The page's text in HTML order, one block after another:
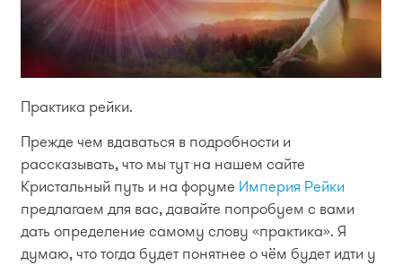
Практика рейки.
Прежде чем вдаваться в подробности и
рассказывать, что мы тут на нашем сайте
Кристальный путь и на форуме Империя Рейки
предлагаем для вас, давайте попробуем с вами
дать определение самому слову «практика». Я
думаю, что тогда будет понятнее о чём будет идти у